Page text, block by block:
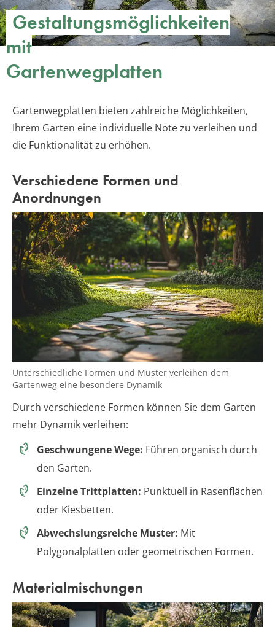
Gestaltungsmöglichkeiten
mit
Gartenwegplatten
Gartenwegplatten bieten zahlreiche Möglichkeiten,
Ihrem Garten eine individuelle Note zu verleihen und
die Funktionalität zu erhöhen.
Verschiedene Formen und
Anordnungen
Unterschiedliche Formen und Muster verleihen dem
Gartenweg eine besondere Dynamik
Durch verschiedene Formen können Sie dem Garten
mehr Dynamik verleihen:
Geschwungene Wege: Führen organisch durch
den Garten.
Einzelne Trittplatten: Punktuell in Rasenflächen
oder Kiesbetten.
Abwechslungsreiche Muster: Mit
Polygonalplatten oder geometrischen Formen.
Materialmischungen